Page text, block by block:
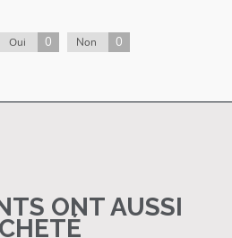
Oui 0 Non 0
ONT AUSSI